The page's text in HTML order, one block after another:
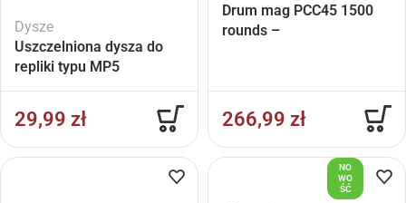
Dysze
Uszczelniona dysza do
repliki typu MP5
29,99 zł
Drum mag PCC45 1500
rounds –
266,99 zł
NO
WO
ŚĆ